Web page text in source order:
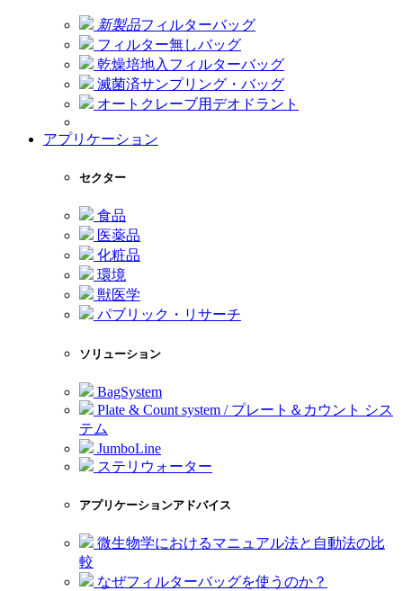
新製品フィルターバッグ
フィルター無しバッグ
乾燥培地入フィルターバッグ
滅菌済サンプリング・バッグ
オートクレーブ用デオドラント
アプリケーション
セクター
食品
医薬品
化粧品
環境
獣医学
パブリック・リサーチ
ソリューション
BagSystem
Plate & Count system / プレート＆カウント シス
テム
JumboLine
ステリウォーター
アプリケーションアドバイス
微生物学におけるマニュアル法と自動法の比
較
なぜフィルターバッグを使うのか？